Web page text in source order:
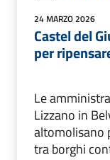
24 MARZO 2026
Castel del
per
Le
Lizzano in
altomolisano
tra borghi